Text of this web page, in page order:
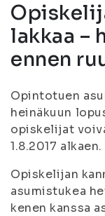
lakkaa –
ennen
Opintotuen
heinäkuun
opiskelijat
1.8.2017 alkaen.
Opiskelijan
asumistukea
kenen kanssa